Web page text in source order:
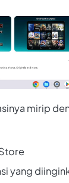
mirip
yang